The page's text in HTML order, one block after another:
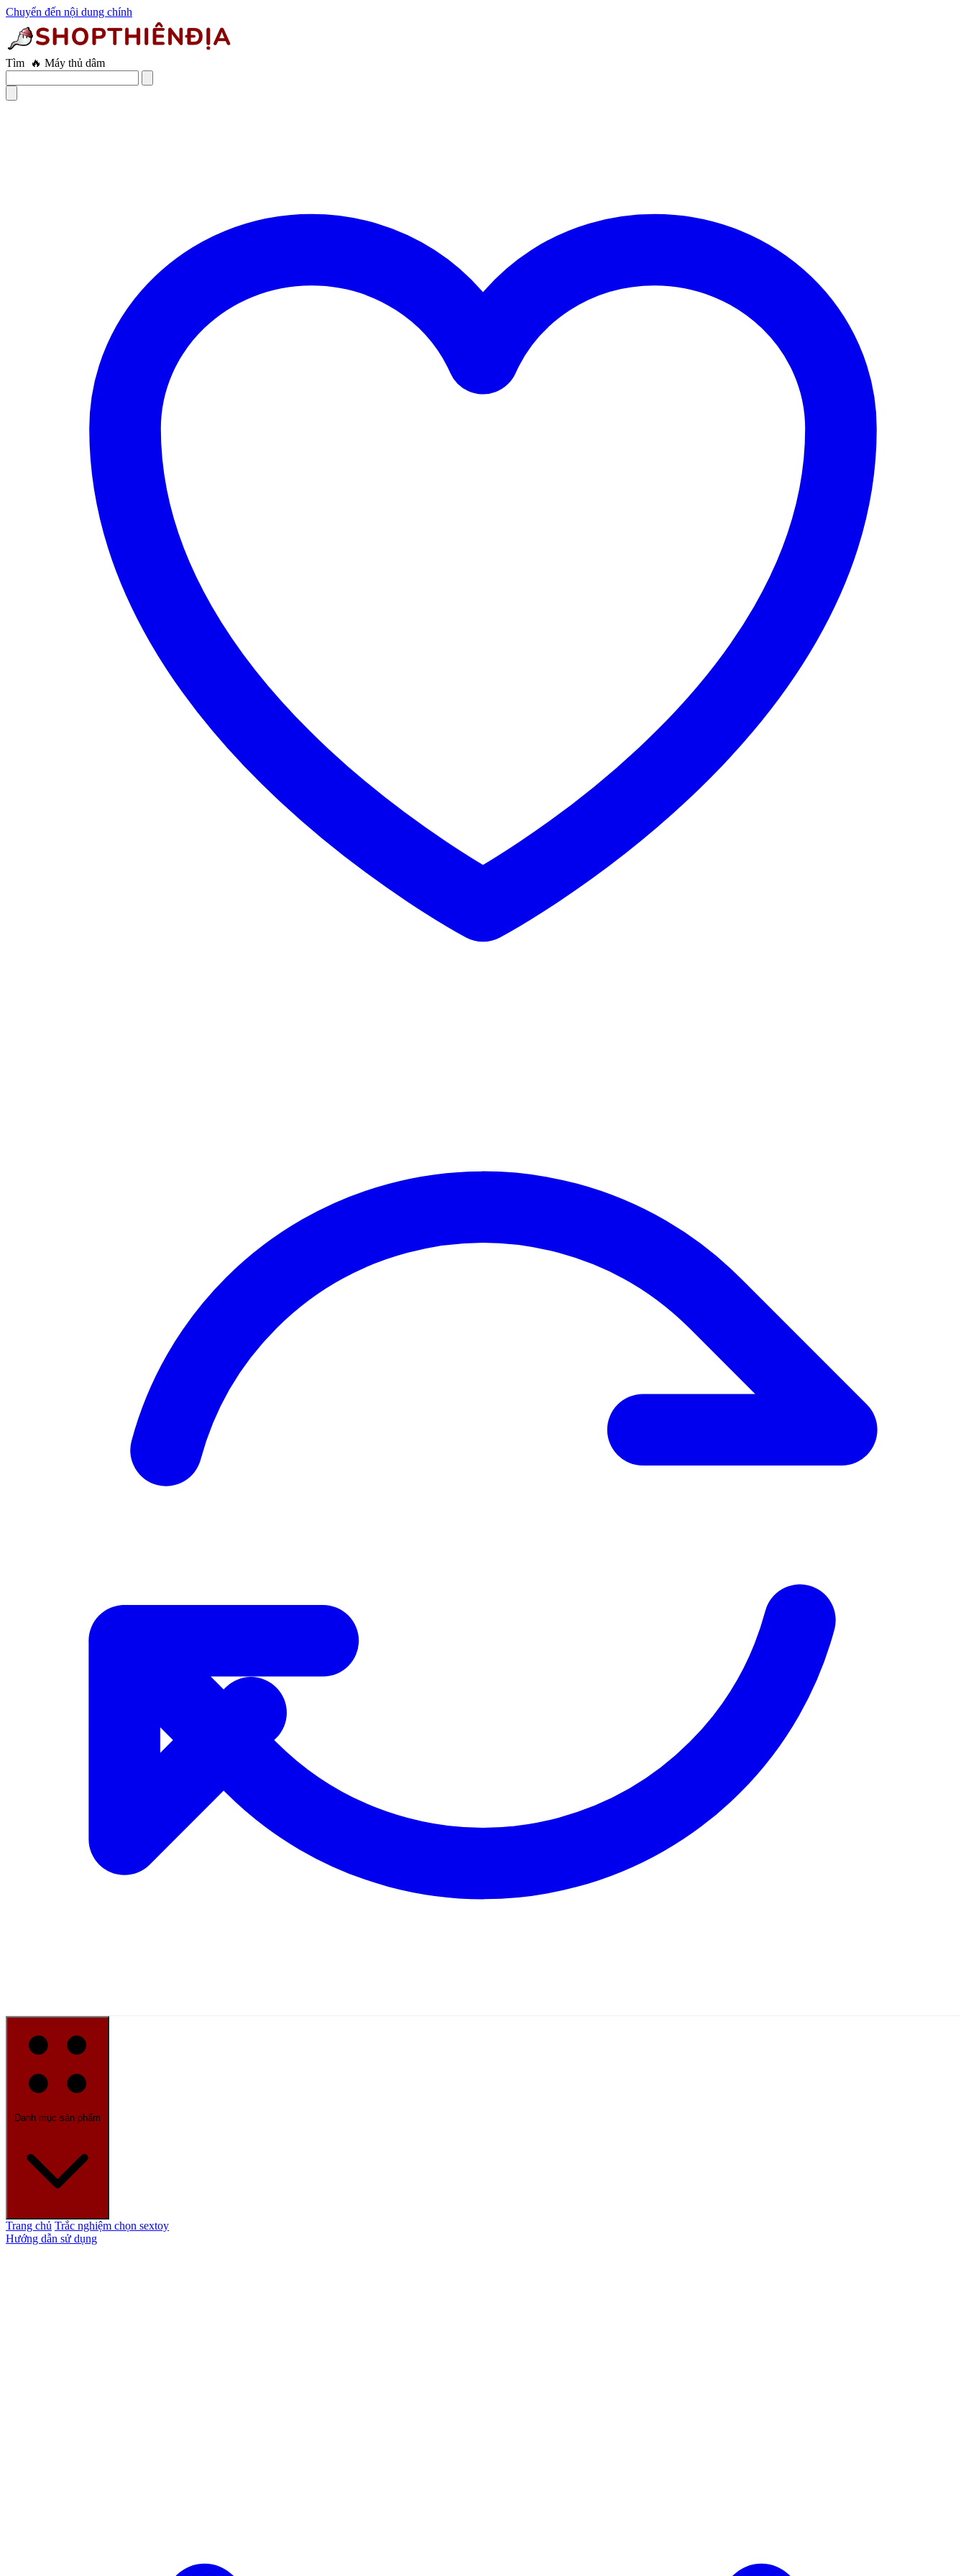
Chuyển đến nội dung chính
Tìm 🔥 Âm đạo giả
Danh mục sản phẩm
Trang chủ Trắc nghiệm chọn sextoy
Hướng dẫn sử dụng